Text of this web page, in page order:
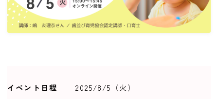
イベント日程
2025/8/5（火）